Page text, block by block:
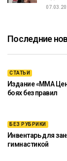
Последние
СТАТЬИ
Издание «ММА
боях без правил
БЕЗ РУБРИКИ
Инвентарь для
гимнастикой